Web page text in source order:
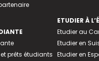
prêts étudiants
ETUDIER À
Etudier au
Etudier en
Etudier en